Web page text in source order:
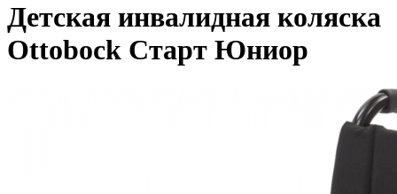
Детская инвалидная коляска
Ottobock Старт Юниор